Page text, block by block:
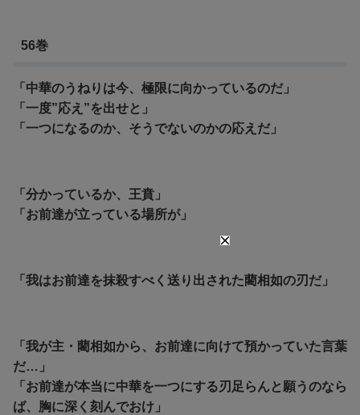
56巻
「中華のうねりは今、極限に向かっているのだ」
「一度”応え”を出せと」
「一つになるのか、そうでないのかの応えだ」
「分かっているか、王賁」
「お前達が立っている場所が」
「我はお前達を抹殺すべく送り出された藺相如の刃だ」
「我が主・藺相如から、お前達に向けて預かっていた言葉
だ…」
「お前達が本当に中華を一つにする刃足らんと願うのなら
ば、胸に深く刻んでおけ」